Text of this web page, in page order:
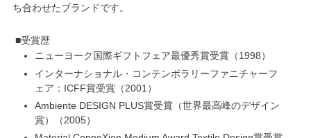
ち合わせたブランドです。
受賞歴
ニューヨーク国際ギフトフェア最優秀賞受賞
1998
インターナショナル・コンテンポラリーファニチャーフ
ェア：ICFF賞受賞
2001
Ambiente DESIGN PLUS賞受賞（世界最高峰のデザイン
賞）
2005